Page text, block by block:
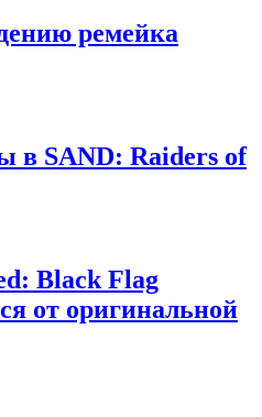
ремейка
в SAND: Raiders of
Black Flag
от оригинальной